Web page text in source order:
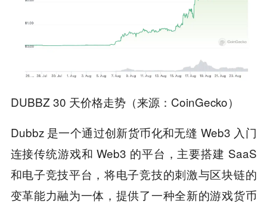
DUBBZ 30 天价格走势（来源：CoinGecko）
Dubbz 是一个通过创新货币化和无缝 Web3 入门
连接传统游戏和 Web3 的平台，主要搭建 SaaS
和电子竞技平台，将电子竞技的刺激与区块链的
变革能力融为一体，提供了一种全新的游戏货币